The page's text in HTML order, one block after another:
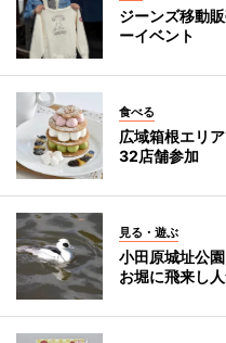
ジーンズ移動
ーイベント
食べる
広域箱根エリ
32店舗参加
見る・遊ぶ
小田原城址公
お堀に飛来し